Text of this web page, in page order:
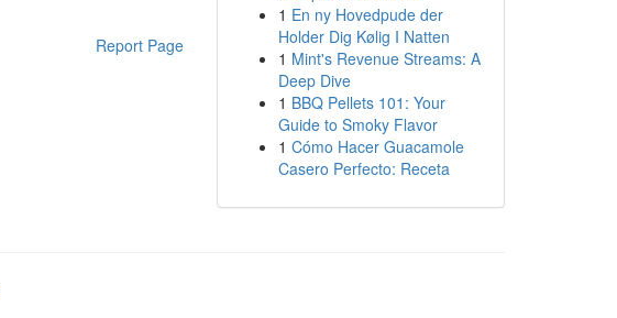
Report Page
1 En ny Hovedpude der
Holder Dig Kølig I Natten
1 Mint's Revenue Streams: A
Deep Dive
1 BBQ Pellets 101: Your
Guide to Smoky Flavor
1 Cómo Hacer Guacamole
Casero Perfecto: Receta